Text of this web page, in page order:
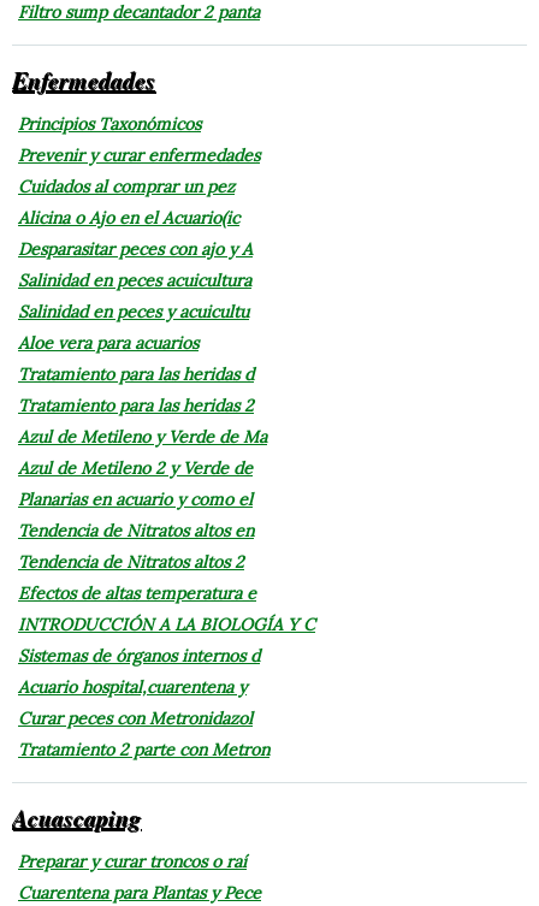
Filtro sump decantador 2 panta
Enfermedades
Principios Taxonómicos
Prevenir y curar enfermedades
Cuidados al comprar un pez
Alicina o Ajo en el Acuario(ic
Desparasitar peces con ajo y A
Salinidad en peces acuicultura
Salinidad en peces y acuicultu
Aloe vera para acuarios
Tratamiento para las heridas d
Tratamiento para las heridas 2
Azul de Metileno y Verde de Ma
Azul de Metileno 2 y Verde de
Planarias en acuario y como el
Tendencia de Nitratos altos en
Tendencia de Nitratos altos 2
Efectos de altas temperatura e
INTRODUCCIÓN A LA BIOLOGÍA Y C
Sistemas de órganos internos d
Acuario hospital,cuarentena y
Curar peces con Metronidazol
Tratamiento 2 parte con Metron
Acuascaping
Preparar y curar troncos o raí
Cuarentena para Plantas y Pece